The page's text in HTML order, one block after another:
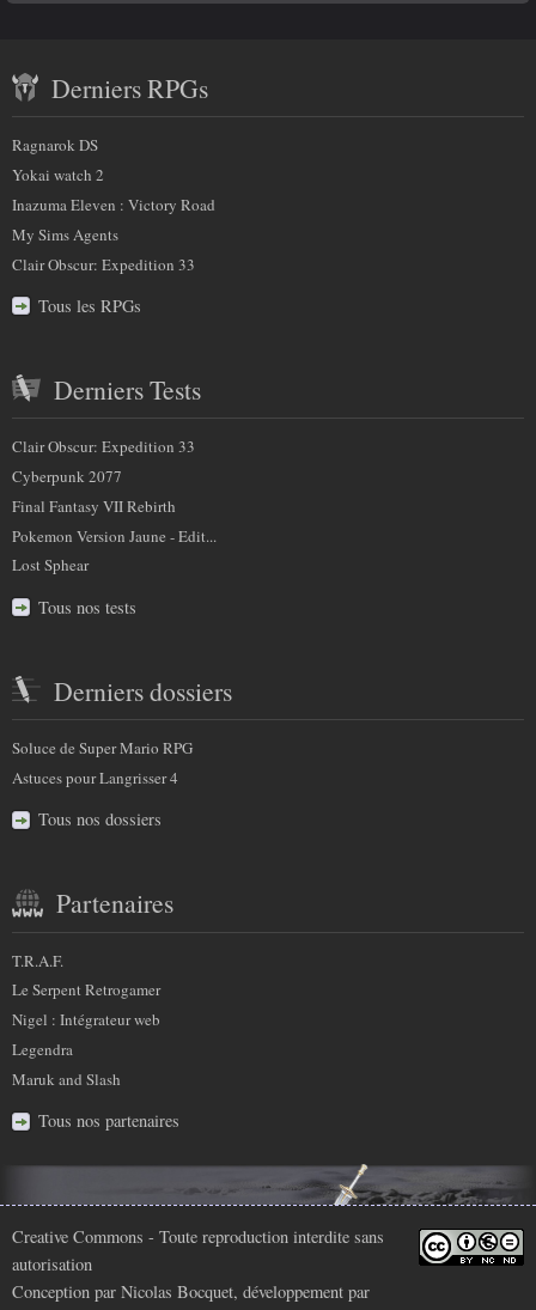
p
)
:
savoir
plus
sur
nous
récent
et
partenaires
Derniers RPGs
Ragnarok DS
Yokai watch 2
Inazuma Eleven : Victory Road
My Sims Agents
Clair Obscur: Expedition 33
Tous les RPGs
Derniers Tests
Clair Obscur: Expedition 33
Cyberpunk 2077
Final Fantasy VII Rebirth
Pokemon Version Jaune - Edit...
Lost Sphear
Tous nos tests
Derniers dossiers
Soluce de Super Mario RPG
Astuces pour Langrisser 4
Tous nos dossiers
Partenaires
T.R.A.F.
Le Serpent Retrogamer
Nigel : Intégrateur web
Legendra
Maruk and Slash
Tous nos partenaires
Infos
légales
Creative Commons - Toute reproduction interdite sans
autorisation
Conception par Nicolas Bocquet, développement par